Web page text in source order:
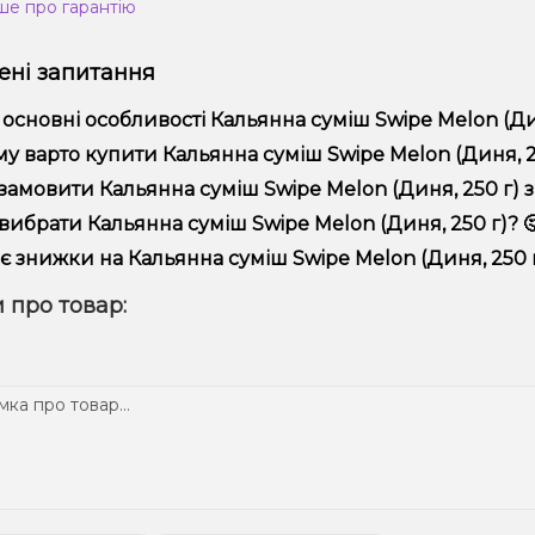
про гарантію
запитання
основні особливості Кальянна суміш Swipe Melon
суміш Swipe Melon (Диня, 250 г) відрізняється високою
варто купити Кальянна суміш Swipe Melon (Диня,
тільки оригінальну продукцію, широкий
акції та знижки для клієнтів!
Кальянна суміш Swipe Melon (Диня, 250 г)
замовлення можна в кілька кліків:
Додайте Кальянна суміш Swipe Melon (Диня, 250 г) до
Виберіть зручний спосіб оплати та доставки.
Кальянна суміш Swipe Melon (Диня, 250 г)?
залежить від ваших уподобань – наприклад, якщо це
– потужність та смак. Наші менеджери допоможуть підібрати
знижки на Кальянна суміш Swipe Melon (Диня, 250
телеграм-каналі, щоб не проґавити вигідні пропозиції!
про товар: